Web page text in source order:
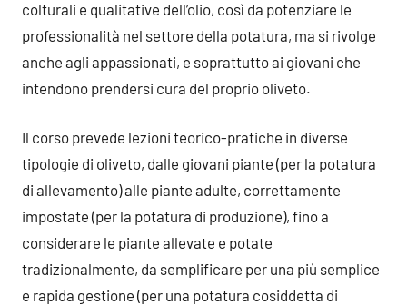
colturali e qualitative dell’olio, così da potenziare le
professionalità nel settore della potatura, ma si rivolge
anche agli appassionati, e soprattutto ai giovani che
intendono prendersi cura del proprio oliveto.
Il corso prevede lezioni teorico-pratiche in diverse
tipologie di oliveto, dalle giovani piante (per la potatura
di allevamento) alle piante adulte, correttamente
impostate (per la potatura di produzione), fino a
considerare le piante allevate e potate
tradizionalmente, da semplificare per una più semplice
e rapida gestione (per una potatura cosiddetta di